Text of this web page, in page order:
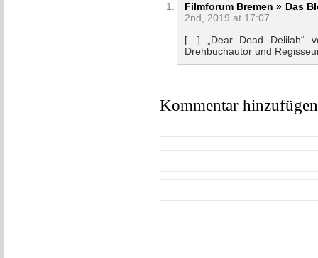
Filmforum Bremen » Das
2nd, 2019 at 17:07
[…] „Dear Dead Delilah“
Drehbuchautor und
Kommentar hinzufügen